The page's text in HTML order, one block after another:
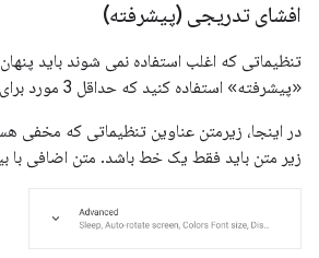
افشای تدریجی (پیشرفته)
تنظیماتی که اغلب استفاده نمی شوند باید
«پیشرفته» استفاده کنید که حداقل 3 مورد برای پنهان کردن وجود دارد.
در اینجا، زیرمتن عناوین تنظیماتی که مخفی
زیر متن باید فقط یک خط باشد. متن اضافی با